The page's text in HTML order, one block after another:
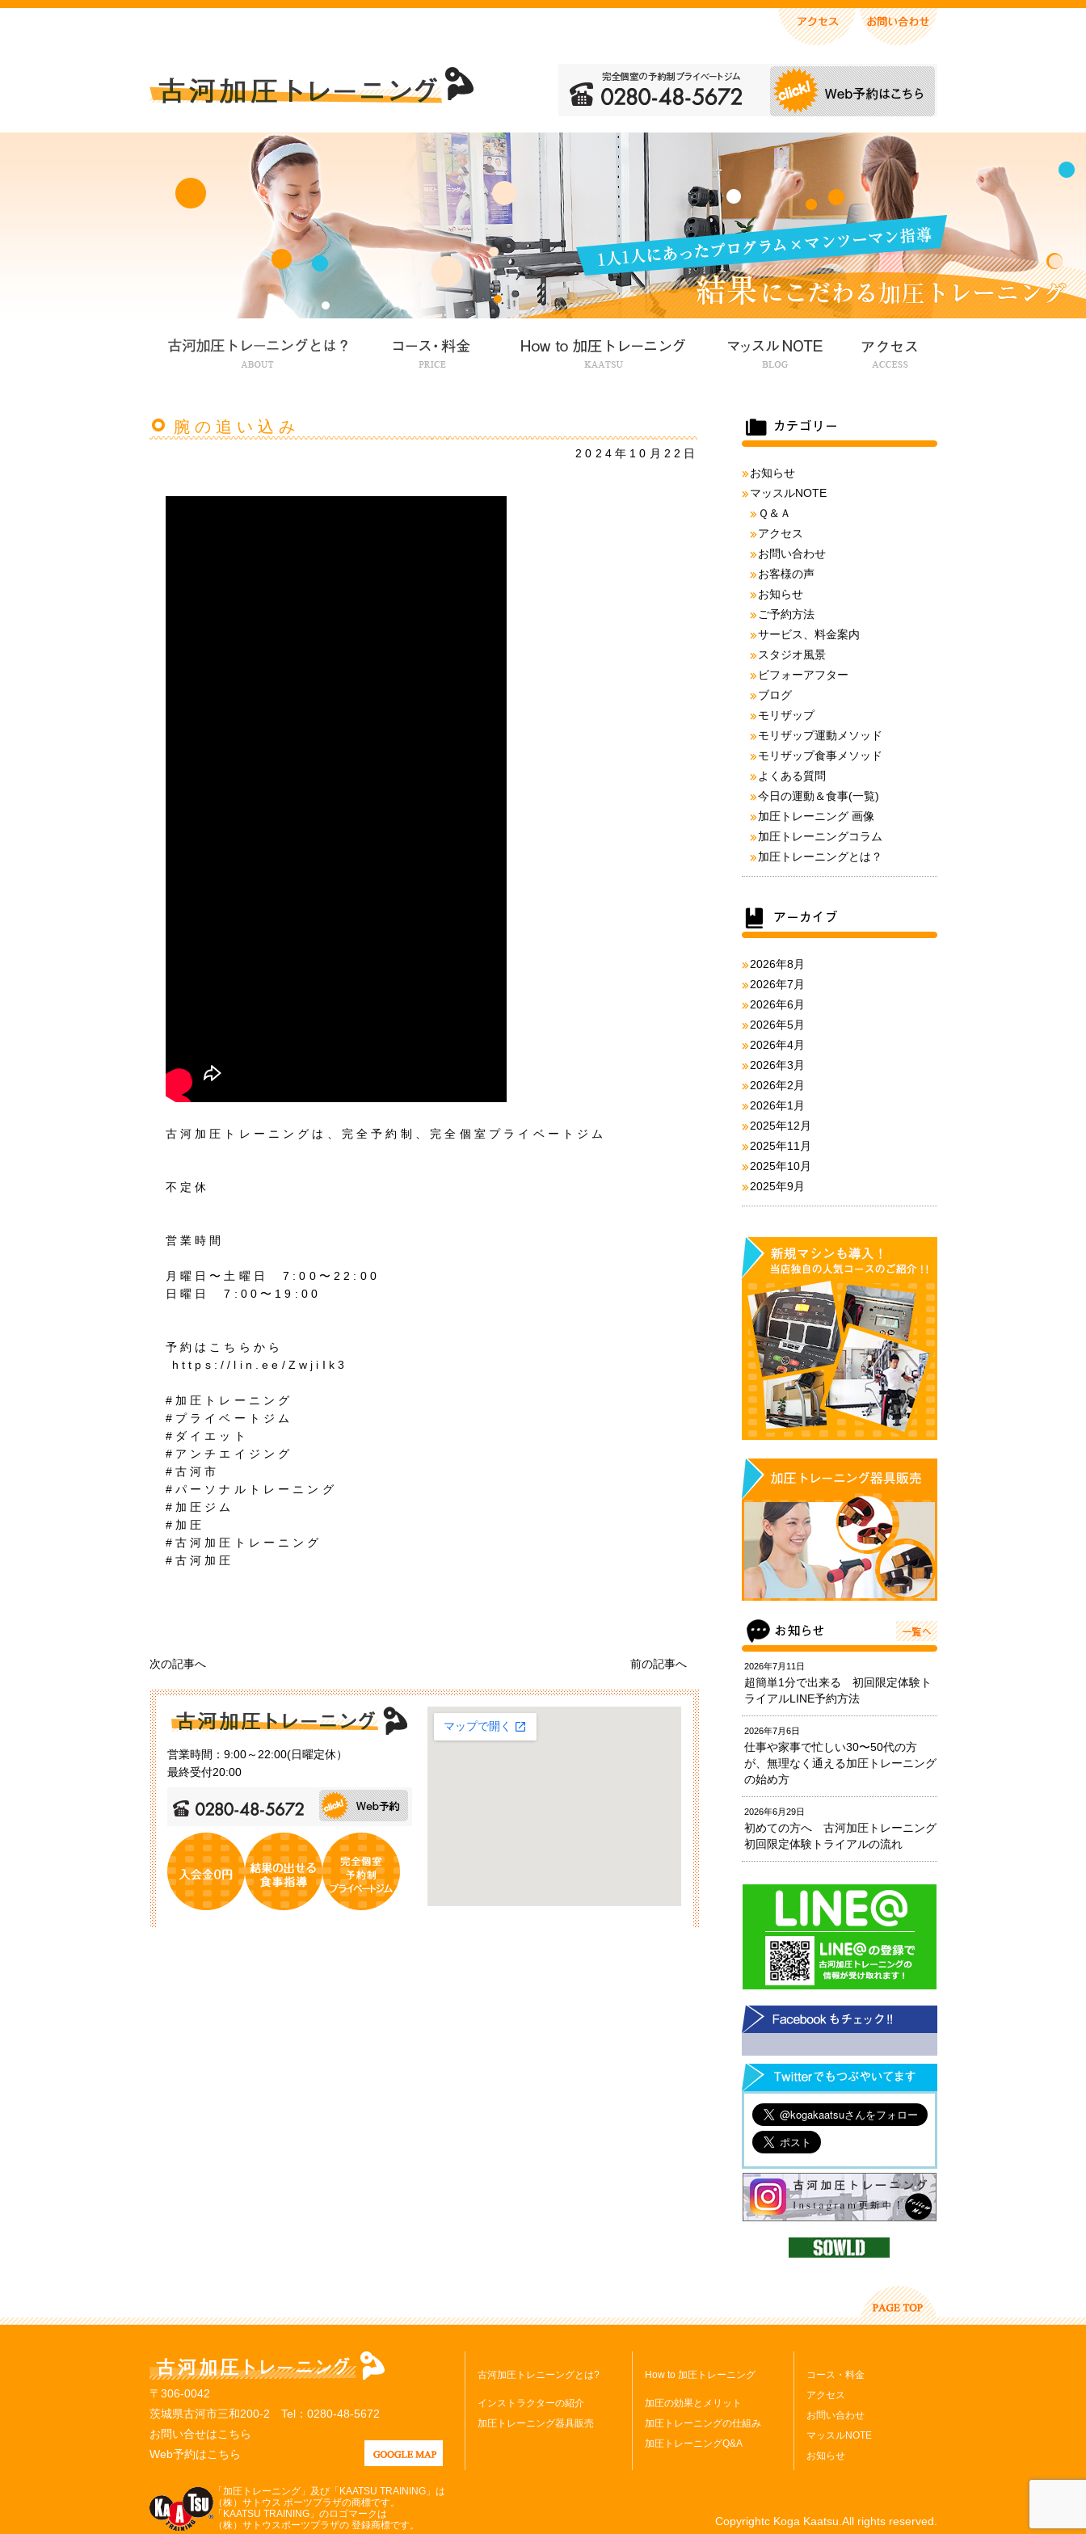
腕の追い込み
2024年10月22日
古河加圧トレーニングは、完全予約制、完全個室プライベートジム
不定休
営業時間
月曜日〜土曜日 7:00〜22:00
日曜日 7:00〜19:00
予約はこちらから
https://lin.ee/ZwjiIk3
#加圧トレーニング
#プライベートジム
#ダイエット
#アンチエイジング
#古河市
#パーソナルトレーニング
#加圧ジム
#加圧
#古河加圧トレーニング
#古河加圧
次の記事へ 前の記事へ
営業時間：9:00～22:00(日曜定休）
最終受付20:00
お知らせ
マッスルNOTE
Ｑ＆Ａ
アクセス
お問い合わせ
お客様の声
お知らせ
ご予約方法
サービス、料金案内
スタジオ風景
ビフォーアフター
ブログ
モリザップ
モリザップ運動メソッド
モリザップ食事メソッド
よくある質問
今日の運動＆食事(一覧)
加圧トレーニング 画像
加圧トレーニングコラム
加圧トレーニングとは？
2026年8月
2026年7月
2026年6月
2026年5月
2026年4月
2026年3月
2026年2月
2026年1月
2025年12月
2025年11月
2025年10月
2025年9月
2026年7月11日
超簡単1分で出来る 初回限定体験ト
ライアルLINE予約方法
2026年7月6日
仕事や家事で忙しい30〜50代の方
が、無理なく通える加圧トレーニング
の始め方
2026年6月29日
初めての方へ 古河加圧トレーニング
初回限定体験トライアルの流れ
〒306-0042
茨城県古河市三和200-2 Tel： 0280-48-5672
お問い合せはこちら
Web予約はこちら
古河加圧トレニーングとは?
インストラクターの紹介
加圧トレーニング器具販売
How to 加圧トレーニング
加圧の効果とメリット
加圧トレーニングの仕組み
加圧トレーニングQ&A
コース・料金
アクセス
お問い合わせ
マッスルNOTE
お知らせ
「加圧トレーニング」及び「KAATSU TRAINING」は
（株）サトウス ポーツプラザの商標です。
「KAATSU TRAINING」のロゴマークは
（株）サトウスポーツプラザの 登録商標です。
Copyrightc Koga Kaatsu.All rights reserved.